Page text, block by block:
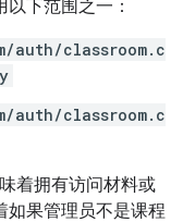
下范围之一：
auth/classroom.c
auth/classroom.c
着拥有访问材料或
如果管理员不是课程